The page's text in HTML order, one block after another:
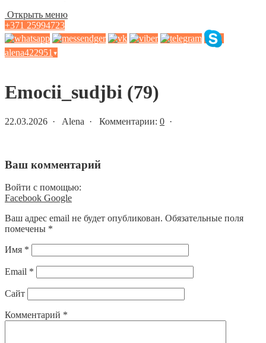
Открыть меню
+371 25994723
alena422951 ▾
Emocii_sudjbi (79)
22.03.2026 · Alena · Комментарии: 0 ·
Ваш комментарий
Войти с помощью:
Facebook Google
Ваш адрес email не будет опубликован. Обязательные поля
помечены *
Имя *
Email *
Сайт
Комментарий *